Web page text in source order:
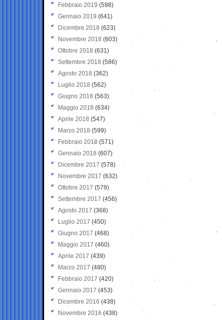
Febbraio 2019 (598)
Gennaio 2019 (641)
Dicembre 2018 (623)
Novembre 2018 (603)
Ottobre 2018 (631)
Settembre 2018 (586)
Agosto 2018 (362)
Luglio 2018 (562)
Giugno 2018 (563)
Maggio 2018 (634)
Aprile 2018 (547)
Marzo 2018 (599)
Febbraio 2018 (571)
Gennaio 2018 (607)
Dicembre 2017 (578)
Novembre 2017 (632)
Ottobre 2017 (579)
Settembre 2017 (456)
Agosto 2017 (368)
Luglio 2017 (450)
Giugno 2017 (468)
Maggio 2017 (460)
Aprile 2017 (439)
Marzo 2017 (480)
Febbraio 2017 (420)
Gennaio 2017 (453)
Dicembre 2016 (438)
Novembre 2016 (438)